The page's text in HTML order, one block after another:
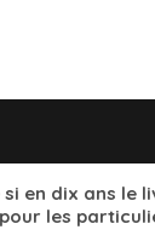
si en dix ans le
les